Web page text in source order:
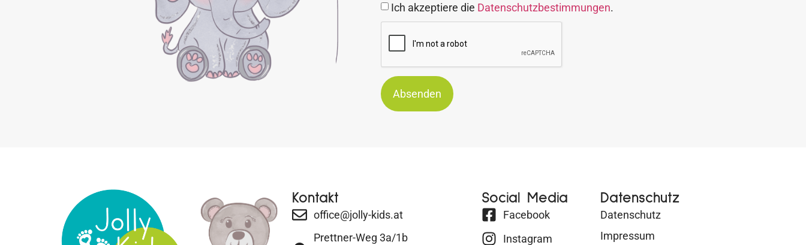
Ich akzeptiere die Datenschutzbestimmungen.
Absenden
Kontakt
office@jolly-kids.at
Prettner-Weg 3a/1b
Social Media
Facebook
Instagram
Datenschutz
Datenschutz
Impressum